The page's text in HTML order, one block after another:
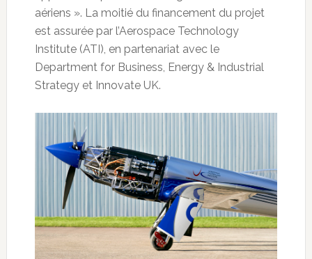
aériens ». La moitié du financement du projet
est assurée par l’Aerospace Technology
Institute (ATI), en partenariat avec le
Department for Business, Energy & Industrial
Strategy et Innovate UK.